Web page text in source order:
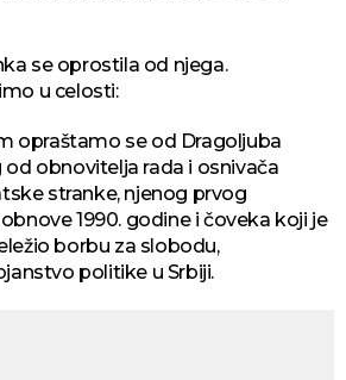
se oprostila od njega.
u celosti:
opraštamo se od Dragoljuba
od obnovitelja rada i osnivača
stranke, njenog prvog
1990. godine i čoveka koji je
borbu za slobodu,
politike u Srbiji.